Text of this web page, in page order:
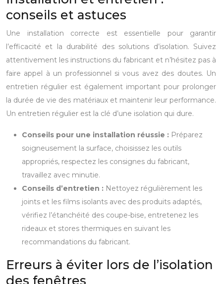
conseils et astuces
Une installation correcte est essentielle pour garantir
l’efficacité et la durabilité des solutions d’isolation. Suivez
attentivement les instructions du fabricant et n’hésitez pas à
faire appel à un professionnel si vous avez des doutes. Un
entretien régulier est également important pour prolonger
la durée de vie des matériaux et maintenir leur performance.
Un entretien régulier est la clé d’une isolation qui dure.
Conseils pour une installation réussie : Préparez
soigneusement la surface, choisissez les outils
appropriés, respectez les consignes du fabricant,
travaillez avec minutie.
Conseils d’entretien : Nettoyez régulièrement les
joints et les films isolants avec des produits adaptés,
vérifiez l’étanchéité des coupe-bise, entretenez les
rideaux et stores thermiques en suivant les
recommandations du fabricant.
Erreurs à éviter lors de l’isolation
des fenêtres